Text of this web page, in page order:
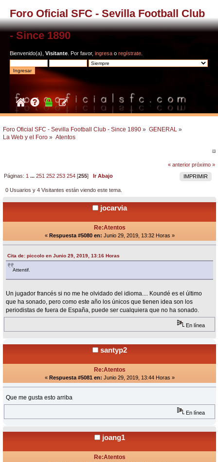
Foro Oficial SFC - Sevilla Football Club
- Since 1890
Bienvenido(a), Visitante . Por favor, ingresa o regístrate
Foro Oficial SFC - Sevilla Football Club - Since 1890 » GENERAL »
La Web y el Foro » Atentos
« anterior próximo »
IMPRIMIR
Páginas: 1 ...251 252 253 254 [255]Ir Abajo
0 Usuarios y 4 Visitantes están viendo este tema.
jocarvia
Re:Atentos
« Respuesta #5080 en: Junio 29, 2019, 13:32 Horas »
Cita de: piccolo en Junio 29, 2019, 13:16 Horas
Attentif.
Un jugador francés si no me he olvidado del idioma.... Koundé es el último
que ha sonado, pero como este año los únicos que tienen idea son los
periodistas de fuera de España, puede ser cualquiera que no ha sonado.
En línea
santyp2
Re:Atentos
« Respuesta #5081 en: Junio 29, 2019, 13:44 Horas »
Que me gusta esto arriba
En línea
joang1
Re:Atentos